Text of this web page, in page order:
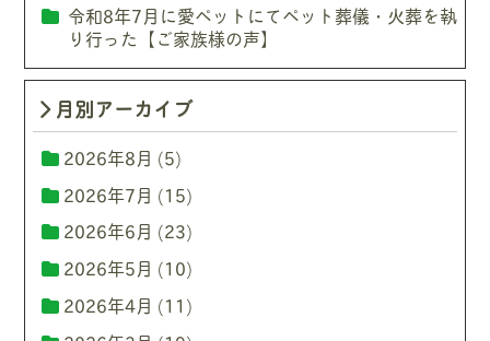
令和8年7月に愛ペットにてペット葬儀・火葬を執
り行った【ご家族様の声】
月別アーカイブ
2026年8月 (5)
2026年7月 (15)
2026年6月 (23)
2026年5月 (10)
2026年4月 (11)